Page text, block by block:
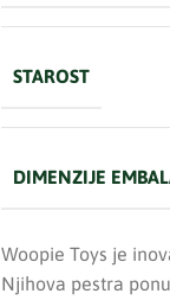
STAROST
DIMENZIJE
Woopie Toys je
Njihova pestra